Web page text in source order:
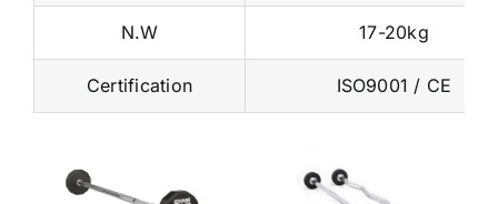
N.W 17-20kg
Certification ISO9001 / CE